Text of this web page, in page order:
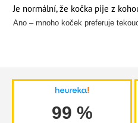
Je normální, že kočka pije z
Ano – mnoho koček preferuje
99 %